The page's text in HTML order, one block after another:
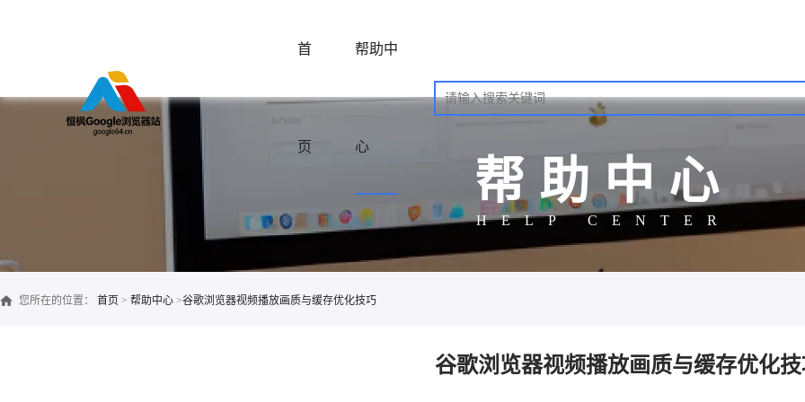
首
页
帮助中
心
帮助中心
HELP CENTER
您所在的位置： 首页 > 帮助中心 >谷歌浏览器视频播放画质与缓存优化技巧
谷歌浏览器视频播放画质与缓存优化